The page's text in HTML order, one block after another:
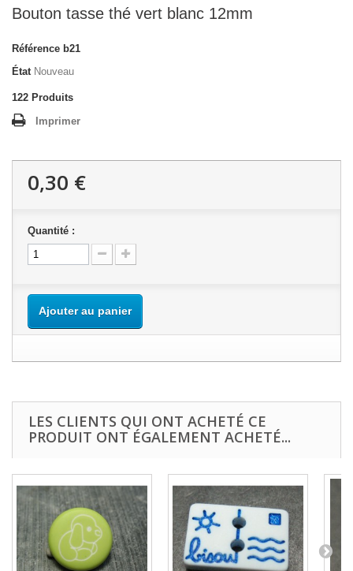
Bouton tasse thé vert blanc 12mm
Référence b21
État Nouveau
122 Produits
Imprimer
0,30 €
Quantité :
Ajouter au panier
LES CLIENTS QUI ONT ACHETÉ CE
PRODUIT ONT ÉGALEMENT ACHETÉ...